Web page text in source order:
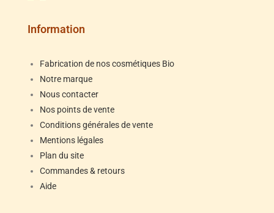
Information
Fabrication de nos cosmétiques Bio
Notre marque
Nous contacter
Nos points de vente
Conditions générales de vente
Mentions légales
Plan du site
Commandes & retours
Aide